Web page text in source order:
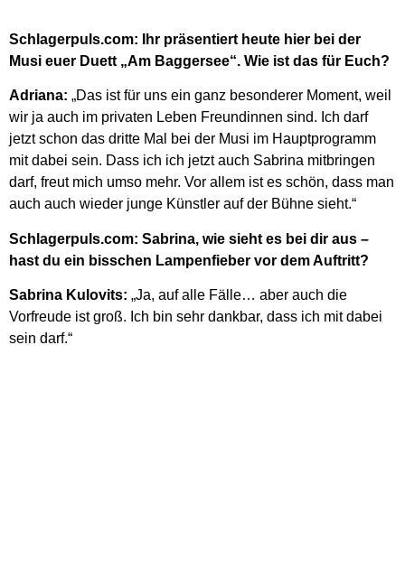
Schlagerpuls.com: Ihr präsentiert heute hier bei der
Musi euer Duett „Am Baggersee“. Wie ist das für Euch?
Adriana: „Das ist für uns ein ganz besonderer Moment, weil
wir ja auch im privaten Leben Freundinnen sind. Ich darf
jetzt schon das dritte Mal bei der Musi im Hauptprogramm
mit dabei sein. Dass ich ich jetzt auch Sabrina mitbringen
darf, freut mich umso mehr. Vor allem ist es schön, dass man
auch auch wieder junge Künstler auf der Bühne sieht.“
Schlagerpuls.com: Sabrina, wie sieht es bei dir aus –
hast du ein bisschen Lampenfieber vor dem Auftritt?
Sabrina Kulovits: „Ja, auf alle Fälle… aber auch die
Vorfreude ist groß. Ich bin sehr dankbar, dass ich mit dabei
sein darf.“